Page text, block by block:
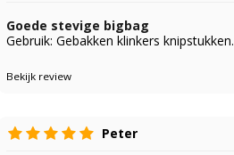
Goede stevige bigbag
Gebruik: Gebakken klinkers knipstukken.
Bekijk review
Peter